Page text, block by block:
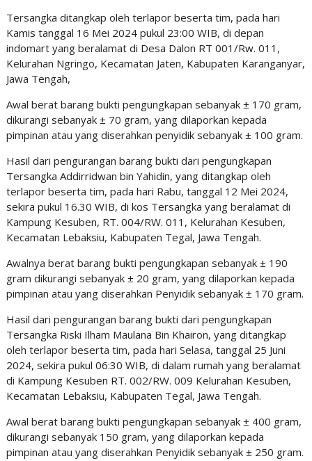
Tersangka ditangkap oleh terlapor beserta tim, pada hari
Kamis tanggal 16 Mei 2024 pukul 23:00 WIB, di depan
indomart yang beralamat di Desa Dalon RT 001/Rw. 011,
Kelurahan Ngringo, Kecamatan Jaten, Kabupaten Karanganyar,
Jawa Tengah,
Awal berat barang bukti pengungkapan sebanyak ± 170 gram,
dikurangi sebanyak ± 70 gram, yang dilaporkan kepada
pimpinan atau yang diserahkan penyidik sebanyak ± 100 gram.
Hasil dari pengurangan barang bukti dari pengungkapan
Tersangka Addirridwan bin Yahidin, yang ditangkap oleh
terlapor beserta tim, pada hari Rabu, tanggal 12 Mei 2024,
sekira pukul 16.30 WIB, di kos Tersangka yang beralamat di
Kampung Kesuben, RT. 004/RW. 011, Kelurahan Kesuben,
Kecamatan Lebaksiu, Kabupaten Tegal, Jawa Tengah.
Awalnya berat barang bukti pengungkapan sebanyak ± 190
gram dikurangi sebanyak ± 20 gram, yang dilaporkan kepada
pimpinan atau yang diserahkan Penyidik sebanyak ± 170 gram.
Hasil dari pengurangan barang bukti dari pengungkapan
Tersangka Riski Ilham Maulana Bin Khairon, yang ditangkap
oleh terlapor beserta tim, pada hari Selasa, tanggal 25 Juni
2024, sekira pukul 06:30 WIB, di dalam rumah yang beralamat
di Kampung Kesuben RT. 002/RW. 009 Kelurahan Kesuben,
Kecamatan Lebaksiu, Kabupaten Tegal, Jawa Tengah.
Awal berat barang bukti pengungkapan sebanyak ± 400 gram,
dikurangi sebanyak 150 gram, yang dilaporkan kepada
pimpinan atau yang diserahkan Penyidik sebanyak ± 250 gram.